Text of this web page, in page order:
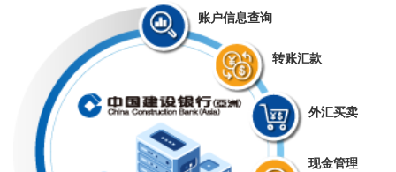
账户信息查询
转账汇款
外汇买卖
现金管理